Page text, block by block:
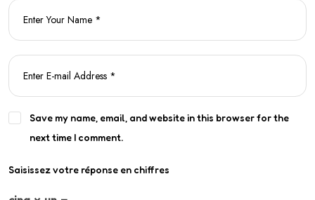
Save my name, email, and website in this browser for the
next time I comment.
Saisissez votre réponse en chiffres